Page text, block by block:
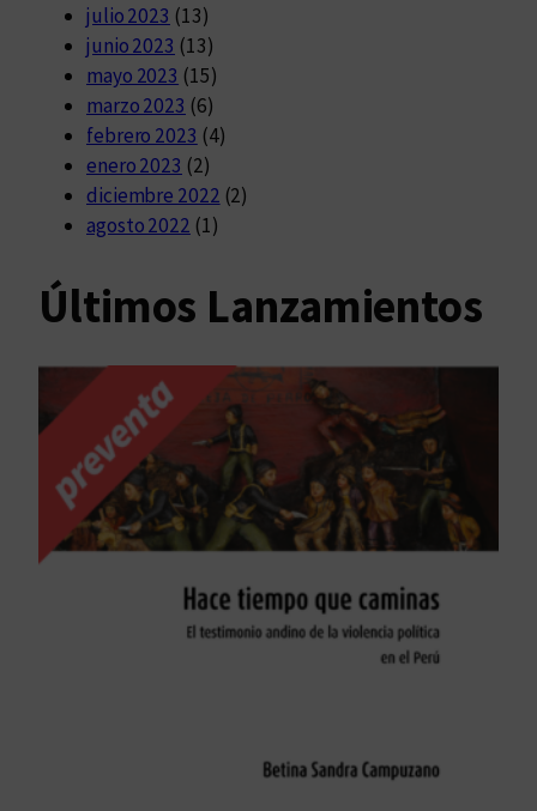
julio 2023 (13)
junio 2023 (13)
mayo 2023 (15)
marzo 2023 (6)
febrero 2023 (4)
enero 2023 (2)
diciembre 2022 (2)
agosto 2022 (1)
Últimos Lanzamientos